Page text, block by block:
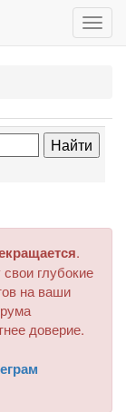
.
глубокие
на ваши
доверие.